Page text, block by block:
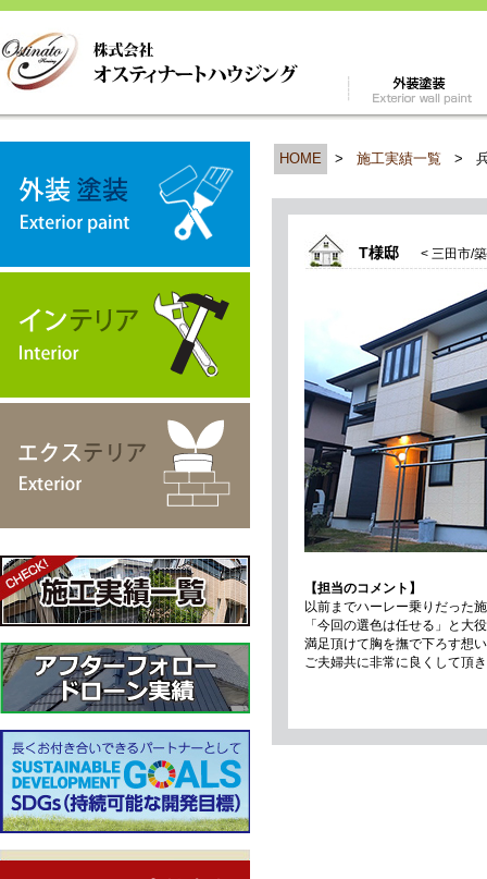
HOME > 施工実績一覧 >
T様邸 < 三田市/
【担当のコメント】
以前までハーレー乗りだった
「今回の選色は任せる」と大
満足頂けて胸を撫で下ろす想
ご夫婦共に非常に良くして頂